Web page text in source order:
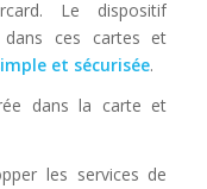
Le dispositif
dans ces cartes et
et sécurisée.
dans la carte et
les services de